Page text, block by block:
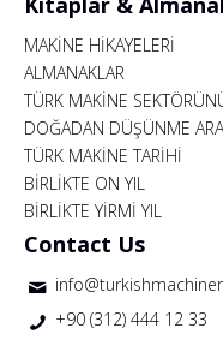
MAKİNE HİKAYELERİ
ALMANAKLAR
TÜRK MAKİNE
DOĞADAN DÜŞÜNME
TÜRK MAKİNE TARİHİ
BİRLİKTE ON YIL
BİRLİKTE YİRMİ YIL
Contact Us
+90 (312) 444 12 33